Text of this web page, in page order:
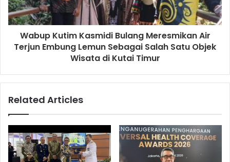
Wabup Kutim Kasmidi Bulang Meresmikan Air
Terjun Embung Lemun Sebagai Salah Satu Objek
Wisata di Kutai Timur
Related Articles